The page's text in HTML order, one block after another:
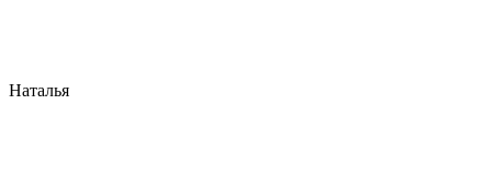
Наталья